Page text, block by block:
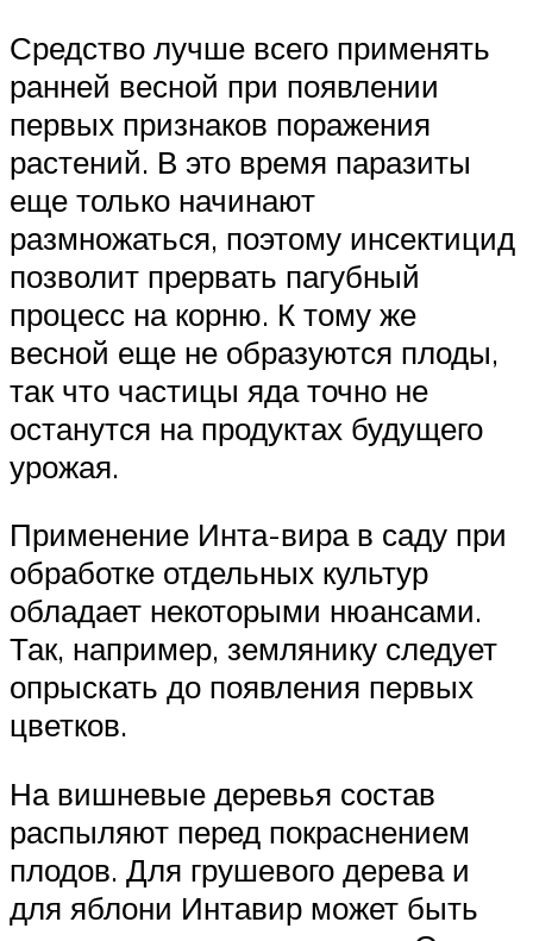
Средство лучше всего применять
ранней весной при появлении
первых признаков поражения
растений. В это время паразиты
еще только начинают
размножаться, поэтому инсектицид
позволит прервать пагубный
процесс на корню. К тому же
весной еще не образуются плоды,
так что частицы яда точно не
останутся на продуктах будущего
урожая.
Применение Инта-вира в саду при
обработке отдельных культур
обладает некоторыми нюансами.
Так, например, землянику следует
опрыскать до появления первых
цветков.
На вишневые деревья состав
распыляют перед покраснением
плодов. Для грушевого дерева и
для яблони Интавир может быть